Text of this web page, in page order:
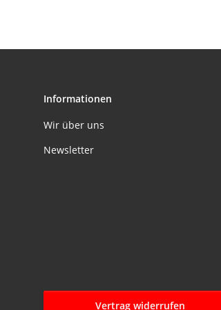
Informationen
Wir über uns
Newsletter
Vertrag widerrufen